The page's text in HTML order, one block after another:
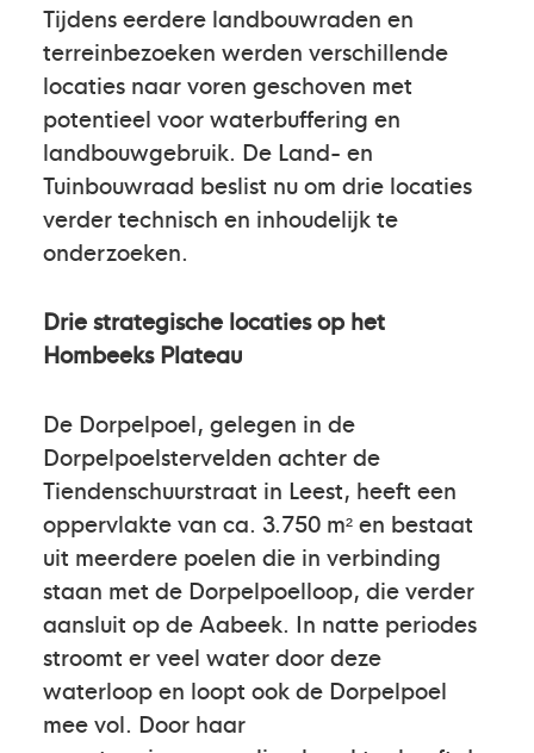
Tijdens eerdere landbouwraden en
terreinbezoeken werden verschillende
locaties naar voren geschoven met
potentieel voor waterbuffering en
landbouwgebruik. De Land- en
Tuinbouwraad beslist nu om drie locaties
verder technisch en inhoudelijk te
onderzoeken.
Drie strategische locaties op het
Hombeeks Plateau
De Dorpelpoel, gelegen in de
Dorpelpoelstervelden achter de
Tiendenschuurstraat in Leest, heeft een
oppervlakte van ca. 3.750 m² en bestaat
uit meerdere poelen die in verbinding
staan met de Dorpelpoelloop, die verder
aansluit op de Aabeek. In natte periodes
stroomt er veel water door deze
waterloop en loopt ook de Dorpelpoel
mee vol. Door haar